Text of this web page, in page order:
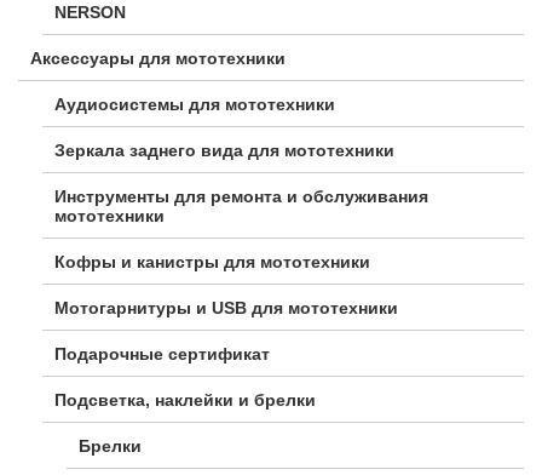
NERSON
Аксессуары для мототехники
Аудиосистемы для мототехники
Зеркала заднего вида для мототехники
Инструменты для ремонта и обслуживания
мототехники
Кофры и канистры для мототехники
Мотогарнитуры и USB для мототехники
Подарочные сертификат
Подсветка, наклейки и брелки
Брелки